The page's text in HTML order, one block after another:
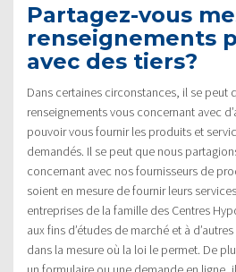
Partagez-vous
renseignements
avec des tiers?
Dans certaines circonstances, il se peut
renseignements vous concernant avec
pouvoir vous fournir les produits et
demandés. Il se peut que nous
concernant avec nos fournisseurs de
soient en mesure de fournir leurs
entreprises de la famille des Centres
aux fins d’études de marché et à
dans la mesure où la loi le permet. De